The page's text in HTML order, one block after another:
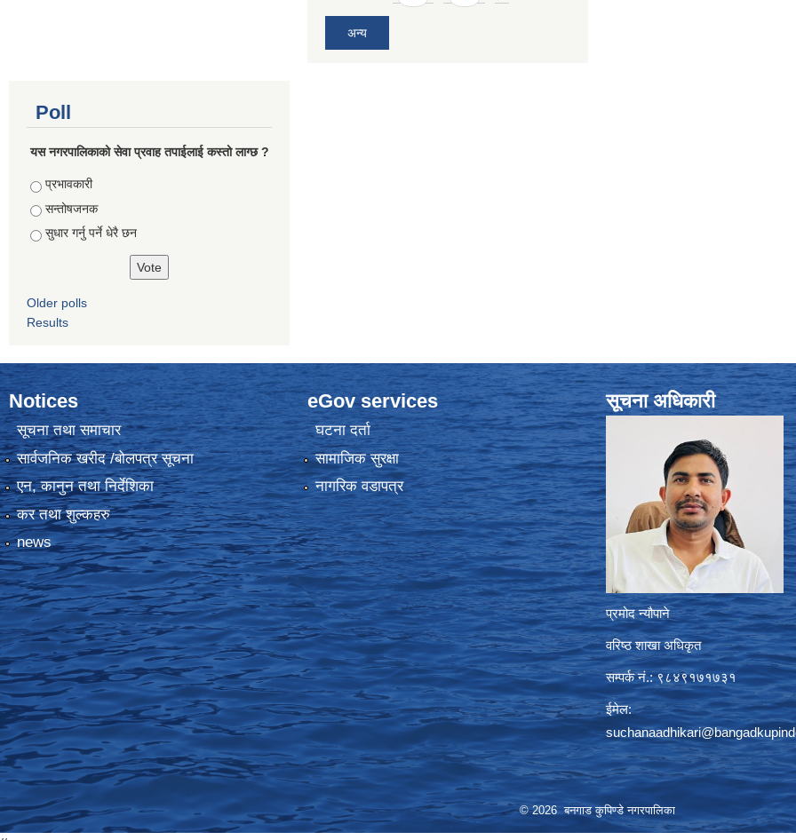
अन्य
Poll
यस नगरपालिकाको सेवा प्रवाह तपाईलाई कस्तो लाग्छ ?
Choices
प्रभावकारी
सन्तोषजनक
सुधार गर्नु पर्ने धेरै छन
Older polls
Results
Notices
सूचना तथा समाचार
सार्वजनिक खरीद /बोलपत्र सूचना
एन, कानुन तथा निर्देशिका
कर तथा शुल्कहरु
news
eGov services
घटना दर्ता
सामाजिक सुरक्षा
नागरिक वडापत्र
सूचना अधिकारी
प्रमोद न्यौपाने
वरिष्ठ शाखा अधिकृत
सम्पर्क नं.: ९८४९१७१७३१
ईमेल:
© 2026 बनगाड कुपिण्डे नगरपालिका